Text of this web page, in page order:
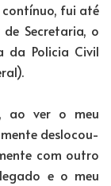
fui até
Secretaria, o
da Policia Civil
ao ver o meu
deslocou-
com outro
e o meu